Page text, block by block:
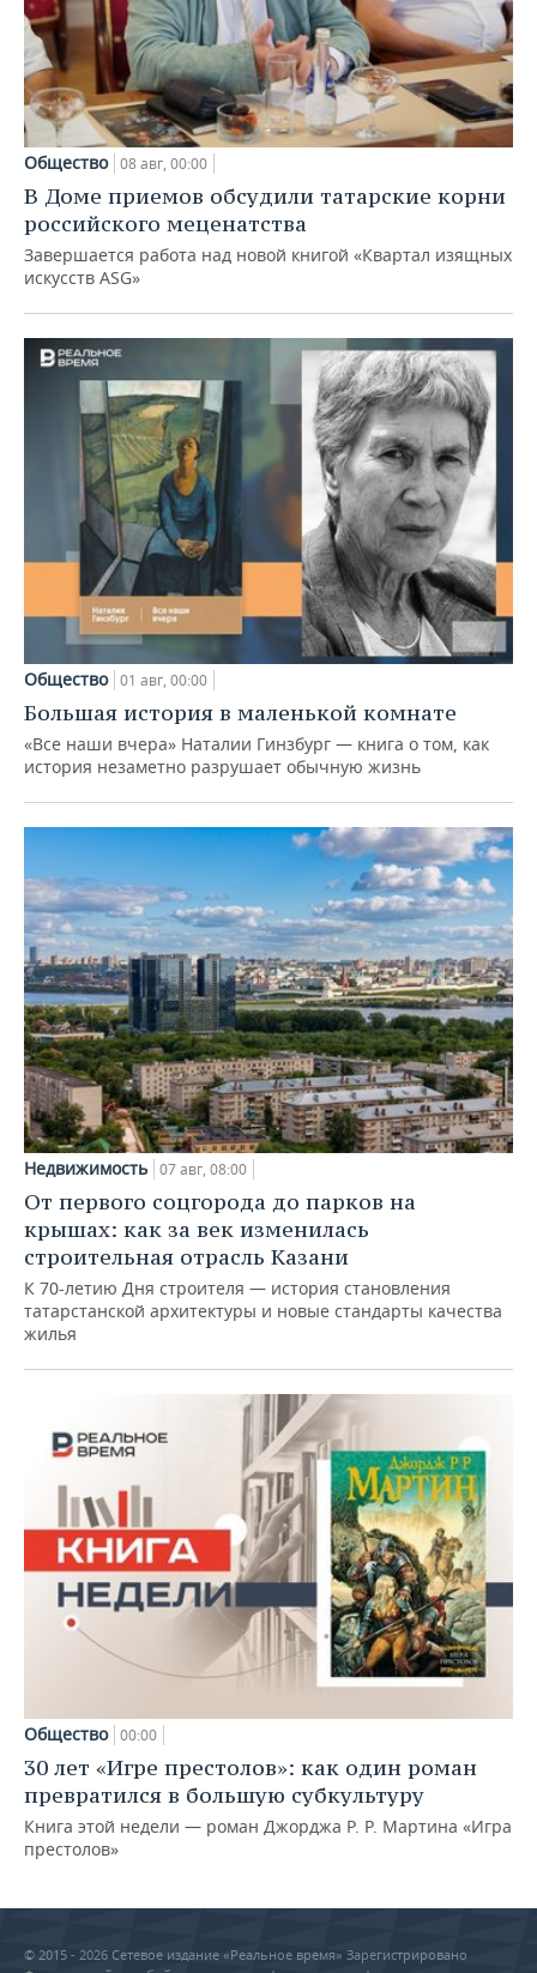
Общество 08 авг, 00:00
В Доме приемов обсудили татарские корни
российского меценатства
Завершается работа над новой книгой «Квартал изящных
искусств ASG»
Общество 01 авг, 00:00
Большая история в маленькой комнате
«Все наши вчера» Наталии Гинзбург — книга о том, как
история незаметно разрушает обычную жизнь
Недвижимость 07 авг, 08:00
От первого соцгорода до парков на
крышах: как за век изменилась
строительная отрасль Казани
К 70-летию Дня строителя — история становления
татарстанской архитектуры и новые стандарты качества
жилья
Общество 00:00
30 лет «Игре престолов»: как один роман
превратился в большую субкультуру
Книга этой недели — роман Джорджа Р. Р. Мартина «Игра
престолов»
© 2015 - 2026 Сетевое издание «Реальное время» Зарегистрировано